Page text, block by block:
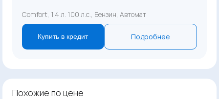
Comfort, 1.4 л. 100 л.с., Бензин, Автомат
Купить в кредит Подробнее
Похожие по цене